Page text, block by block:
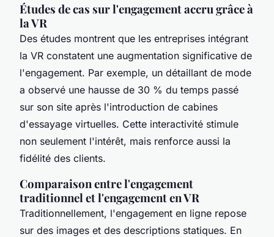
Études de cas sur l'engagement accru grâce à
la VR
Des études montrent que les entreprises intégrant
la VR constatent une augmentation significative de
l'engagement. Par exemple, un détaillant de mode
a observé une hausse de 30 % du temps passé
sur son site après l'introduction de cabines
d'essayage virtuelles. Cette interactivité stimule
non seulement l'intérêt, mais renforce aussi la
fidélité des clients.
Comparaison entre l'engagement
traditionnel et l'engagement en VR
Traditionnellement, l'engagement en ligne repose
sur des images et des descriptions statiques. En